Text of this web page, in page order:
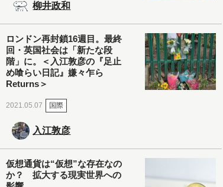
柳井政和
ロンドン再封鎖16週目。最終
回・英国社会は「新たな段
階」に。＜入江敦彦の『足止
め喰らい日記』嫌々乍ら
Returns＞
2021.05.07 国際
入江敦彦
仮想通貨は“仮想”な存在なの
か？ 拡大する現実世界への